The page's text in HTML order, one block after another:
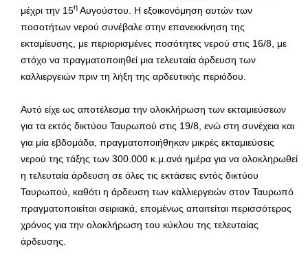
μέχρι την 15η Αυγούστου. Η εξοικονόμηση αυτών των
ποσοτήτων νερού συνέβαλε στην επανεκκίνηση της
εκταμίευσης, με περιορισμένες ποσότητες νερού στις 16/8, με
στόχο να πραγματοποιηθεί μια τελευταία άρδευση των
καλλιεργειών πριν τη λήξη της αρδευτικής περιόδου.
Αυτό είχε ως αποτέλεσμα την ολοκλήρωση των εκταμιεύσεων
για τα εκτός δικτύου Ταυρωπού στις 19/8, ενώ στη συνέχεια και
για μία εβδομάδα, πραγματοποιήθηκαν μικρές εκταμιεύσεις
νερού της τάξης των 300.000 κ.μ.ανά ημέρα για να ολοκληρωθεί
η τελευταία άρδευση σε όλες τις εκτάσεις εντός δικτύου
Ταυρωπού, καθότι η άρδευση των καλλιεργειών στον Ταυρωπό
πραγματοποιείται σειριακά, επομένως απαιτείται περισσότερος
χρόνος για την ολοκλήρωση του κύκλου της τελευταίας
άρδευσης.